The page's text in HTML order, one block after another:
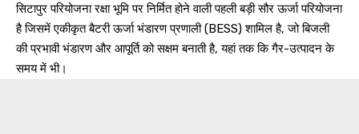
सिटापुर परियोजना रक्षा भूमि पर निर्मित होने वाली पहली बड़ी सौर ऊर्जा परियोजना
है जिसमें एकीकृत बैटरी ऊर्जा भंडारण प्रणाली (BESS) शामिल है, जो बिजली
की प्रभावी भंडारण और आपूर्ति को सक्षम बनाती है, यहां तक कि गैर-उत्पादन के
समय में भी।